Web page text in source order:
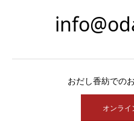
おだし香紡での
オンラ